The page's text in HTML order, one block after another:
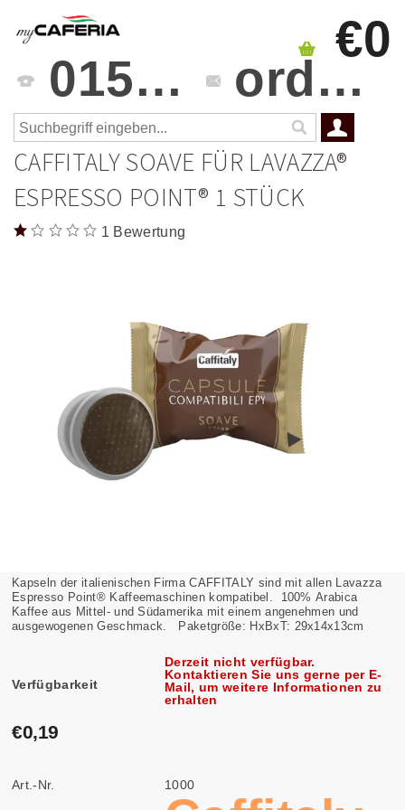
0151 4241 3459 orders@mycaferia.de
€0
CAFFITALY SOAVE FÜR LAVAZZA®
ESPRESSO POINT® 1 STÜCK
1 Bewertung
Kapseln der italienischen Firma CAFFITALY sind mit allen Lavazza
Espresso Point® Kaffeemaschinen kompatibel. 100% Arabica
Kaffee aus Mittel- und Südamerika mit einem angenehmen und
ausgewogenen Geschmack. Paketgröße: HxBxT: 29x14x13cm
Verfügbarkeit
Derzeit nicht verfügbar.
Kontaktieren Sie uns gerne per E-
Mail, um weitere Informationen zu
erhalten
€0,19
Art.-Nr. 1000